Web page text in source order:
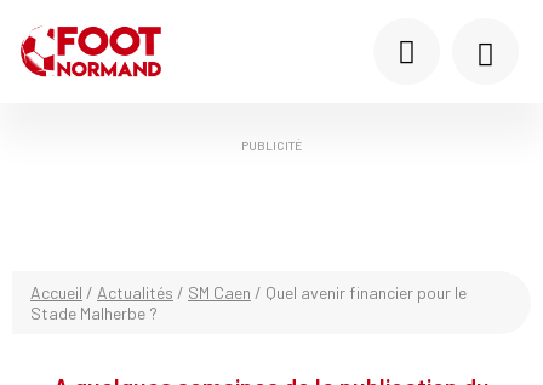
PUBLICITÉ
Accueil / Actualités / SM Caen / Quel avenir financier pour le
Stade Malherbe ?